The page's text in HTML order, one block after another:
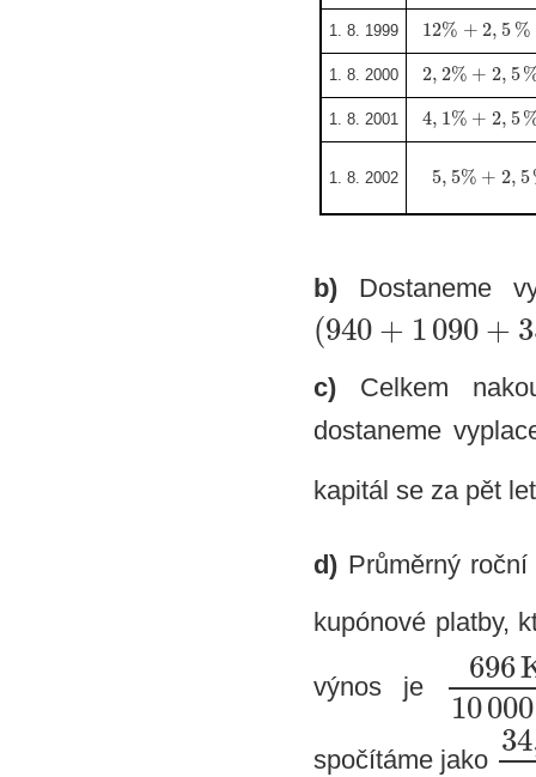
1. 8. 1999 12% +2,5%
1. 8. 2000 2,2%+2,5
1. 8. 2001 4,1%+2,5
1. 8. 2002 5,5%+2,5
b) Dostaneme
(940+ 1090+
c) Celkem
dostaneme
kapitál se za pět
d) Průměrný
kupónové platby,
výnos je 696
10000
spočítáme jako 34